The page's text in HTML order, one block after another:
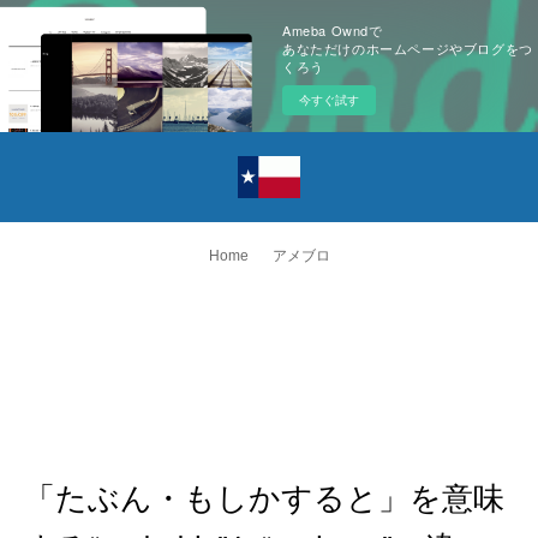
Ameba Owndで
あなただけのホームページやブログをつ
くろう
今すぐ試す
Home アメブロ
「たぶん・もしかすると」を意味